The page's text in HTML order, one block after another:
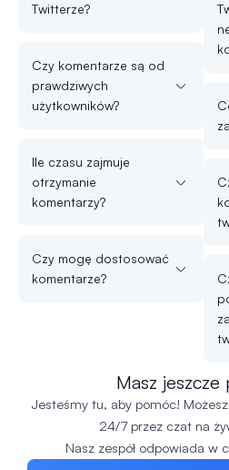
Twitterze?
Czy komentarze są od
prawdziwych
użytkowników?
Ile czasu zajmuje
otrzymanie
komentarzy?
Czy mogę dostosować
komentarze?
Masz jeszcze
Jesteśmy tu, aby pomóc!
24/7 przez czat na
Nasz zespół odpowiada w